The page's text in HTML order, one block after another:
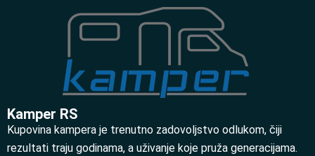
Kamper RS
Kupovina kampera je trenutno zadovoljstvo odlukom, čiji
rezultati traju godinama, a uživanje koje pruža generacijama.